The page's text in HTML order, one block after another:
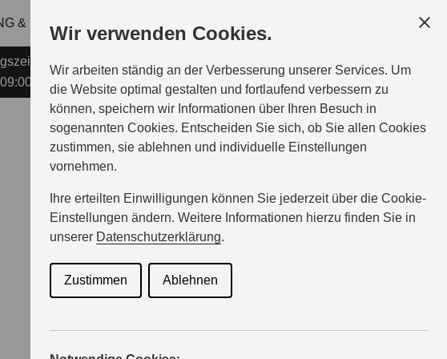
Wir verwenden Cookies.
Wir arbeiten ständig an der Verbesserung unserer Services. Um
die Website optimal gestalten und fortlaufend verbessern zu
können, speichern wir Informationen über Ihren Besuch in
sogenannten Cookies. Entscheiden Sie sich, ob Sie allen Cookies
zustimmen, sie ablehnen und individuelle Einstellungen
vornehmen.
Ihre erteilten Einwilligungen können Sie jederzeit über die Cookie-
Einstellungen ändern. Weitere Informationen hierzu finden Sie in
unserer Datenschutzerklärung.
Zustimmen Ablehnen
& KAUF
Service:
- 13:00
enzweiler@suzuki-handel.de